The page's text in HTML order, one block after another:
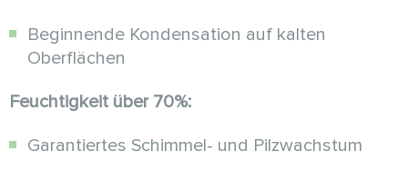
Beginnende Kondensation auf kalten
Oberflächen
Feuchtigkeit über 70%:
Garantiertes Schimmel- und Pilzwachstum